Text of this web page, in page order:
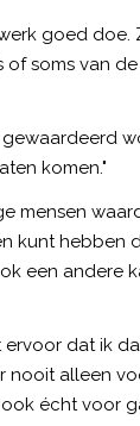
goed doe.
soms van
komen."
mensen
kunt hebben
een andere
dat ik
nooit alleen
écht voor